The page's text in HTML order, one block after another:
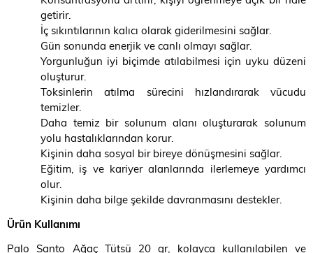
getirir.
İç sıkıntılarının kalıcı olarak giderilmesini sağlar.
Gün sonunda enerjik ve canlı olmayı sağlar.
Yorgunluğun iyi biçimde atılabilmesi için uyku düzeni
oluşturur.
Toksinlerin atılma sürecini hızlandırarak vücudu
temizler.
Daha temiz bir solunum alanı oluşturarak solunum
yolu hastalıklarından korur.
Kişinin daha sosyal bir bireye dönüşmesini sağlar.
Eğitim, iş ve kariyer alanlarında ilerlemeye yardımcı
olur.
Kişinin daha bilge şekilde davranmasını destekler.
Ürün Kullanımı
Palo Santo Ağaç Tütsü 20 gr, kolayca kullanılabilen ve